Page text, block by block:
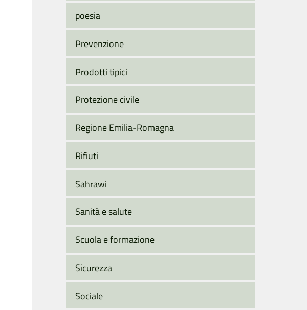
poesia
Prevenzione
Prodotti tipici
Protezione civile
Regione Emilia-Romagna
Rifiuti
Sahrawi
Sanità e salute
Scuola e formazione
Sicurezza
Sociale